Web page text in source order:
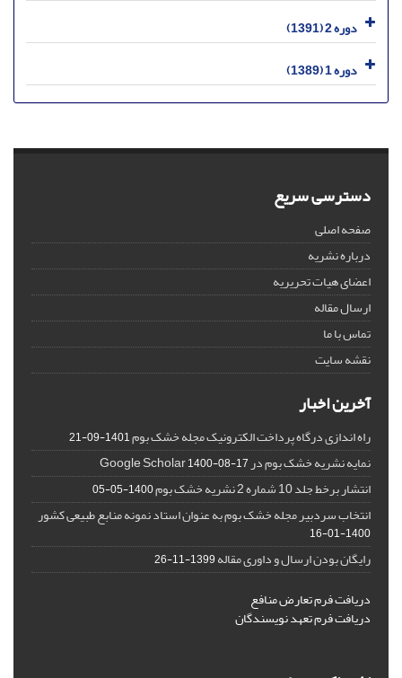
دوره 2 (1391)
دوره 1 (1389)
دسترسی سریع
صفحه اصلی
درباره نشریه
اعضای هیات تحریریه
ارسال مقاله
تماس با ما
نقشه سایت
آخرین اخبار
راه اندازی درگاه پرداخت الکترونیک مجله خشک بوم1401-09-21
نمایه نشریه خشک بوم در Google Scholar1400-08-17
انتشار برخط جلد 10 شماره 2 نشریه خشک بوم 1400-05-05
انتخاب سردبیر مجله خشک بوم به عنوان استاد نمونه منابع طبیعی کشور
1400-01-16
رایگان بودن ارسال و داوری مقاله1399-11-26
دریافت فرم تعارض منافع
دریافت فرم تعهد نویسندگان